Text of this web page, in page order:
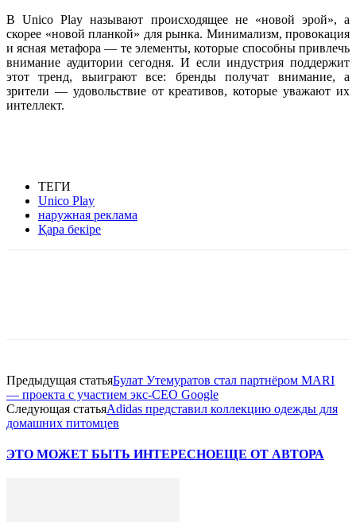
В Unico Play называют происходящее не «новой эрой», а
скорее «новой планкой» для рынка. Минимализм, провокация
и ясная метафора — те элементы, которые способны привлечь
внимание аудитории сегодня. И если индустрия поддержит
этот тренд, выиграют все: бренды получат внимание, а
зрители — удовольствие от креативов, которые уважают их
интеллект.
ТЕГИ
Unico Play
наружная реклама
Қара бекіре
Предыдущая статьяБулат Утемуратов стал партнёром MARI
— проекта с участием экс-CEO Google
Следующая статьяAdidas представил коллекцию одежды для
домашних питомцев
ЭТО МОЖЕТ БЫТЬ ИНТЕРЕСНОЕЩЕ ОТ АВТОРА